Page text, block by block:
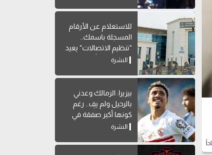
للاستعلام عن الأرقام
المسجلة باسمك..
"تنظيم الاتصالات" يعيد
إتاحة خدمة "أرقامي" عبر
النشرة
بيزيرا: الزمالك وعدني
بالرحيل ولم يفِ.. رغم
كونها أكبر صفقة في
تاريخه
النشرة